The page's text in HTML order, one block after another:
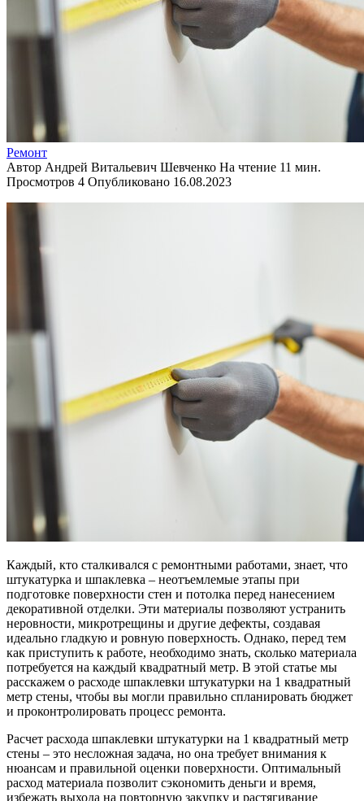
Ремонт
Автор Андрей Витальевич Шевченко На чтение 11 мин.
Просмотров 4 Опубликовано 16.08.2023
Каждый, кто сталкивался с ремонтными работами, знает, что
штукатурка и шпаклевка – неотъемлемые этапы при
подготовке поверхности стен и потолка перед нанесением
декоративной отделки. Эти материалы позволяют устранить
неровности, микротрещины и другие дефекты, создавая
идеально гладкую и ровную поверхность. Однако, перед тем
как приступить к работе, необходимо знать, сколько материала
потребуется на каждый квадратный метр. В этой статье мы
расскажем о расходе шпаклевки штукатурки на 1 квадратный
метр стены, чтобы вы могли правильно спланировать бюджет
и проконтролировать процесс ремонта.
Расчет расхода шпаклевки штукатурки на 1 квадратный метр
стены – это несложная задача, но она требует внимания к
нюансам и правильной оценки поверхности. Оптимальный
расход материала позволит сэкономить деньги и время,
избежать выхода на повторную закупку и растягивание